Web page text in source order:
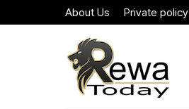
About Us Private policy